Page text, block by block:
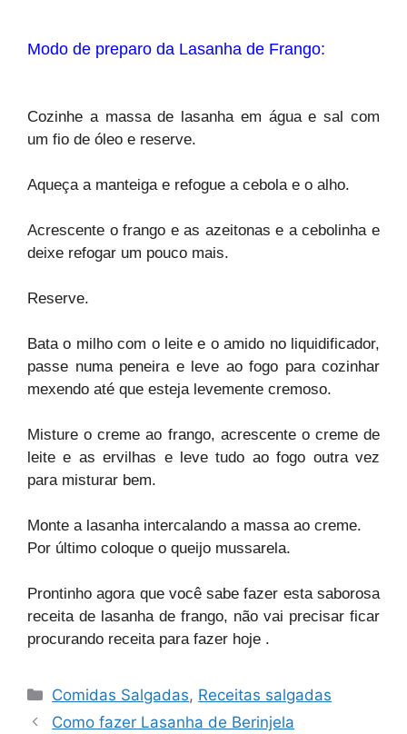
Modo de preparo da Lasanha de Frango:
Cozinhe a massa de lasanha em água e sal com
um fio de óleo e reserve.
Aqueça a manteiga e refogue a cebola e o alho.
Acrescente o frango e as azeitonas e a cebolinha e
deixe refogar um pouco mais.
Reserve.
Bata o milho com o leite e o amido no liquidificador,
passe numa peneira e leve ao fogo para cozinhar
mexendo até que esteja levemente cremoso.
Misture o creme ao frango, acrescente o creme de
leite e as ervilhas e leve tudo ao fogo outra vez
para misturar bem.
Monte a lasanha intercalando a massa ao creme.
Por último coloque o queijo mussarela.
Prontinho agora que você sabe fazer esta saborosa
receita de lasanha de frango, não vai precisar ficar
procurando receita para fazer hoje .
Categorias
Comidas Salgadas, Receitas salgadas
Como fazer Lasanha de Berinjela